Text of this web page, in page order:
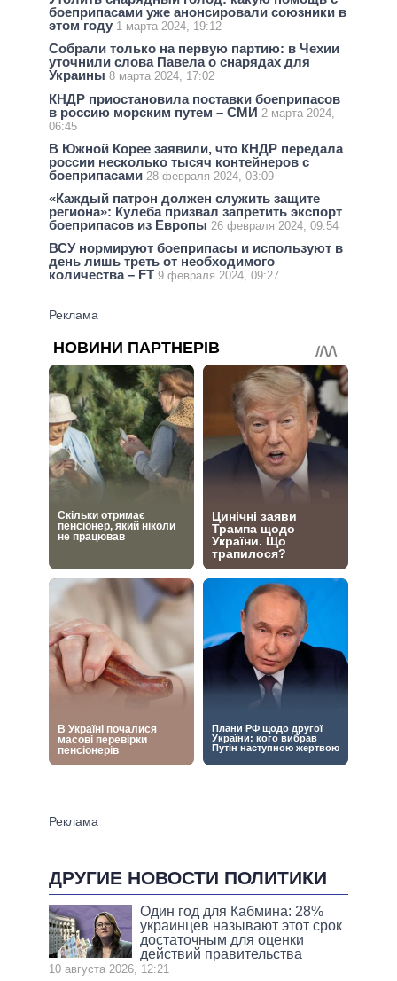
боеприпасами уже анонсировали союзники в
этом году 1 марта 2024, 19:12
Собрали только на первую партию: в Чехии
уточнили слова Павела о снарядах для
Украины 8 марта 2024, 17:02
КНДР приостановила поставки боеприпасов
в россию морским путем – СМИ 2 марта 2024,
06:45
В Южной Корее заявили, что КНДР передала
россии несколько тысяч контейнеров с
боеприпасами 28 февраля 2024, 03:09
«Каждый патрон должен служить защите
региона»: Кулеба призвал запретить экспорт
боеприпасов из Европы 26 февраля 2024, 09:54
ВСУ нормируют боеприпасы и используют в
день лишь треть от необходимого
количества – FT 9 февраля 2024, 09:27
ДРУГИЕ НОВОСТИ ПОЛИТИКИ
Один год для Кабмина: 28%
украинцев называют этот срок
достаточным для оценки
действий правительства
10 августа 2026, 12:21